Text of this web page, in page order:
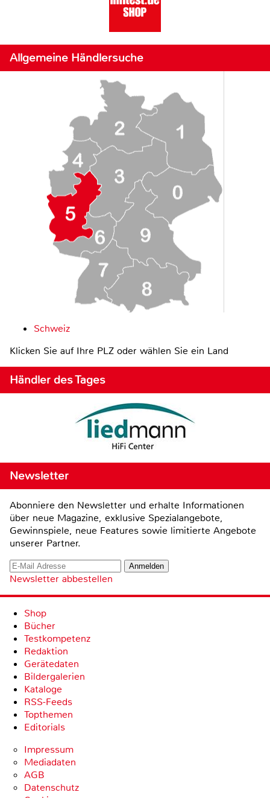
Allgemeine Händlersuche
Schweiz
Klicken Sie auf Ihre PLZ oder wählen Sie ein Land
Händler des Tages
Newsletter
Abonniere den Newsletter und erhalte Informationen
über neue Magazine, exklusive Spezialangebote,
Gewinnspiele, neue Features sowie limitierte Angebote
unserer Partner.
Newsletter abbestellen
Shop
Bücher
Testkompetenz
Redaktion
Gerätedaten
Bildergalerien
Kataloge
RSS-Feeds
Topthemen
Editorials
Impressum
Mediadaten
AGB
Datenschutz